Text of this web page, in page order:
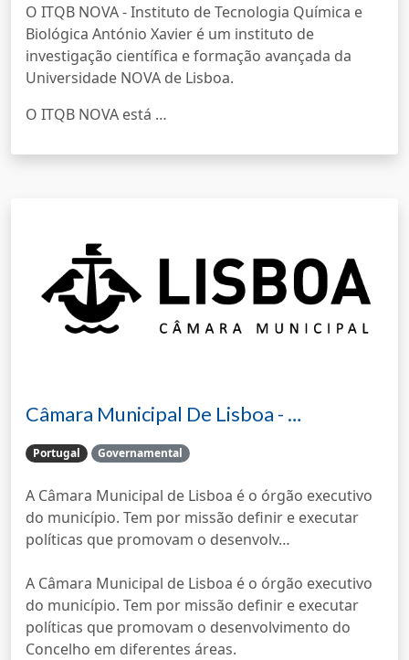
O ITQB NOVA - Instituto de Tecnologia Química e
Biológica António Xavier é um instituto de
investigação científica e formação avançada da
Universidade NOVA de Lisboa.
O ITQB NOVA está …
Câmara Municipal De Lisboa - …
Portugal Governamental
A Câmara Municipal de Lisboa é o órgão executivo
do município. Tem por missão definir e executar
políticas que promovam o desenvolv…
A Câmara Municipal de Lisboa é o órgão executivo
do município. Tem por missão definir e executar
políticas que promovam o desenvolvimento do
Concelho em diferentes áreas.